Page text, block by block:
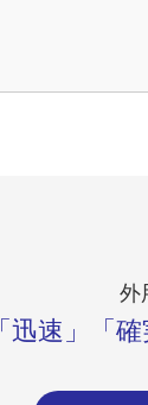
外
「迅速」「